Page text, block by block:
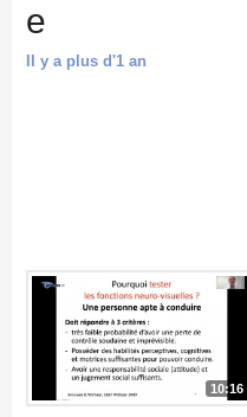
e
Il y a plus d'1 an
10:16